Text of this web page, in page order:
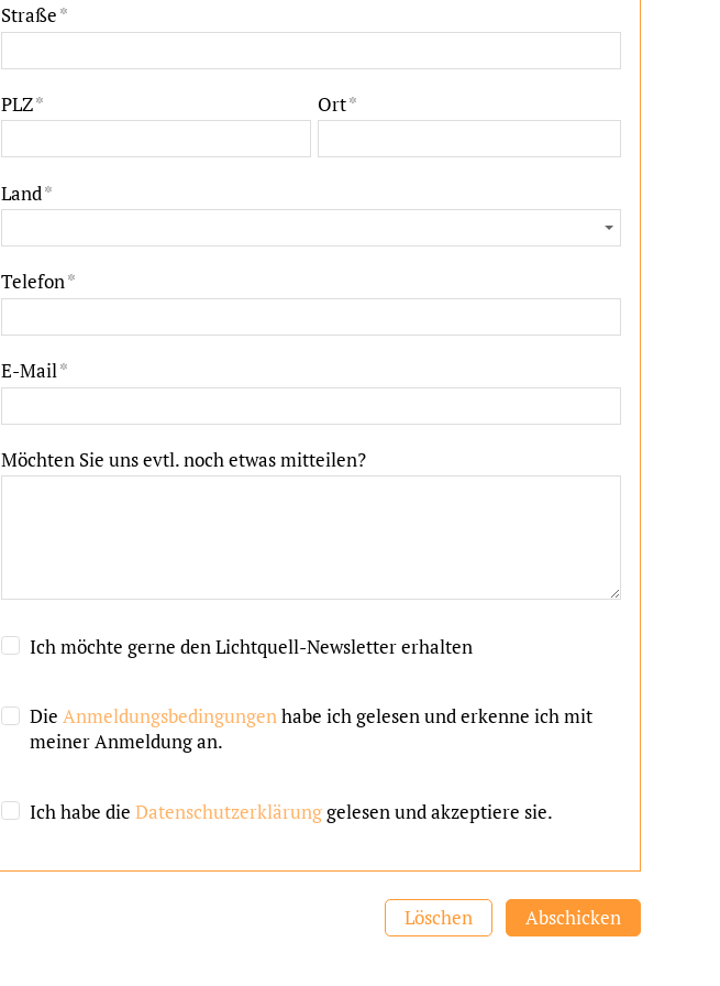
Straße*
PLZ* Ort*
Land*
Telefon*
E-Mail*
Möchten Sie uns evtl. noch etwas mitteilen?
Ich möchte gerne den Lichtquell-Newsletter erhalten
DieAnmeldungsbedingungenhabe ich gelesen und erkenne ich mit
meiner Anmeldung an.
Ich habe dieDatenschutzerklärunggelesen und akzeptiere sie.
Löschen Abschicken